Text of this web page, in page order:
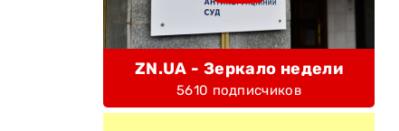
ZN.UA - Зеркало недели
5610 подписчиков